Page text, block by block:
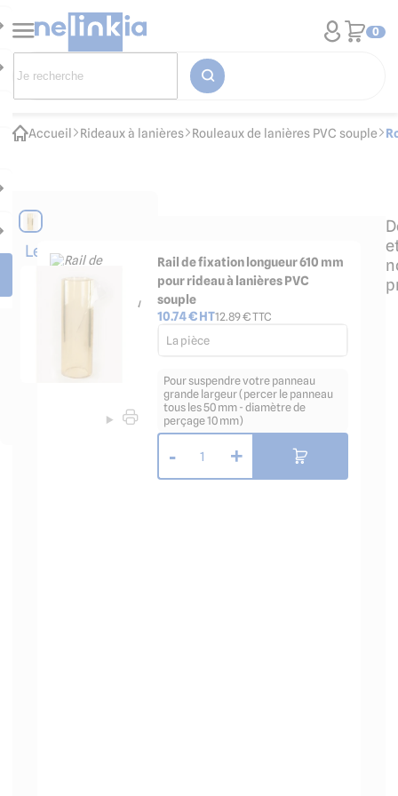
0
Accueil Rideaux à lanières Rouleaux de lanières PVC souple
Les
accessoires
Rail de fixation longueur 610 mm
pour rideau à lanières PVC
souple
10.74€ HT12.89€ TTC
La pièce
Pour suspendre votre panneau
grande largeur (percer le panneau
tous les 50 mm - diamètre de
perçage 10 mm)
- 1 +